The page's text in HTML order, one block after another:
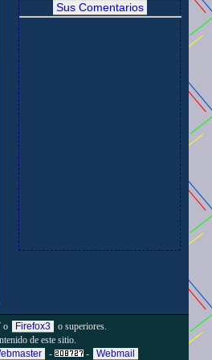
Sus Comentarios
o Firefox3
o superiores.
de este sitio.
- - Webmail